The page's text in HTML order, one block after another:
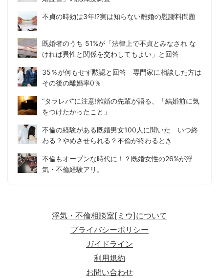
不貞の時効は3年!?実は知らない離婚の慰謝料問題
既婚者のうち 51%が「法律上で不貞とみなされ な
ければ異性と関係を交わしてもよい」と回答
35％が何もせず黙認と回答 専門家に相談した方は
その後の離婚率0％
“タラレバ”に注意!離婚の先輩が語る、「結婚前に気
をつけたかったこと」
不倫の経験がある既婚男女100人に聞いた いつ終
わる？やめさせられる？不倫が終わるとき
不倫もオープンな時代に！？既婚女性の26%が浮
気・不倫経験アリ。
浮気・不倫相談室[ミウ]について
プライバシーポリシー
ガイドライン
利用規約
お問い合わせ